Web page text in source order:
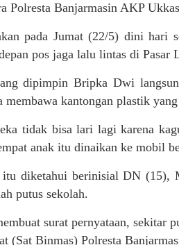
Polresta Banjarmasin AKP
pada Jumat (22/5) dini
pos jaga lalu lintas di Pasar
dipimpin Bripka Dwi
membawa kantongan plastik
tidak bisa lari lagi karena
anak itu dinaikan ke mobil
itu diketahui berinisial DN (15),
putus sekolah.
surat pernyataan, sekitar
(Sat Binmas) Polresta